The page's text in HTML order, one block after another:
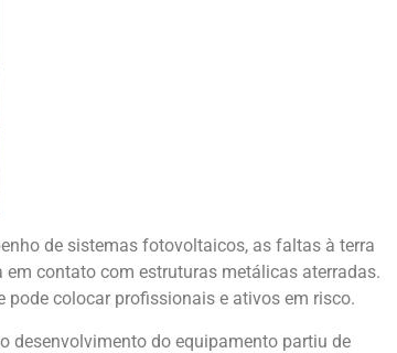
de sistemas fotovoltaicos, as faltas à terra
contato com estruturas metálicas aterradas.
pode colocar profissionais e ativos em risco.
desenvolvimento do equipamento partiu de